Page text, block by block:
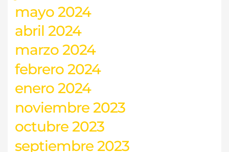
mayo 2024
abril 2024
marzo 2024
febrero 2024
enero 2024
noviembre 2023
octubre 2023
septiembre 2023